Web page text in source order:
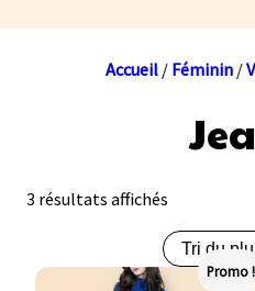
Accueil / Féminin /
3 résultats affichés
Promo !